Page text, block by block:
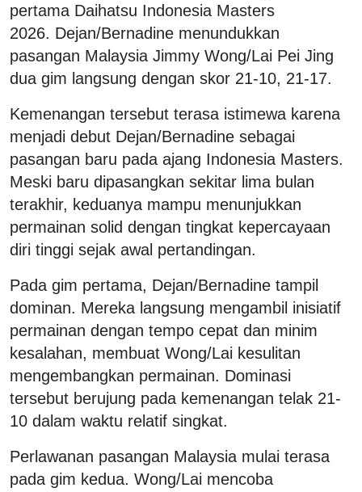
pertama Daihatsu Indonesia Masters
2026. Dejan/Bernadine menundukkan
pasangan Malaysia Jimmy Wong/Lai Pei Jing
dua gim langsung dengan skor 21-10, 21-17.
Kemenangan tersebut terasa istimewa karena
menjadi debut Dejan/Bernadine sebagai
pasangan baru pada ajang Indonesia Masters.
Meski baru dipasangkan sekitar lima bulan
terakhir, keduanya mampu menunjukkan
permainan solid dengan tingkat kepercayaan
diri tinggi sejak awal pertandingan.
Pada gim pertama, Dejan/Bernadine tampil
dominan. Mereka langsung mengambil inisiatif
permainan dengan tempo cepat dan minim
kesalahan, membuat Wong/Lai kesulitan
mengembangkan permainan. Dominasi
tersebut berujung pada kemenangan telak 21-
10 dalam waktu relatif singkat.
Perlawanan pasangan Malaysia mulai terasa
pada gim kedua. Wong/Lai mencoba